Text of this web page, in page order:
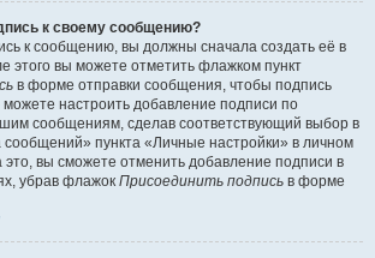
к своему сообщению?
к сообщению, вы должны сначала создать её в
этого вы можете отметить флажком пункт
в форме отправки сообщения, чтобы подпись
настроить добавление подписи по
сообщениям, сделав соответствующий выбор в
пункта «Личные настройки» в личном
вы сможете отменить добавление подписи в
убрав флажок Присоединить подпись в форме